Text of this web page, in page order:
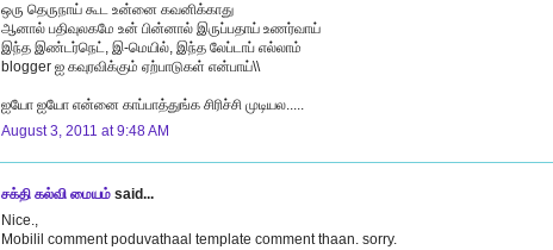
ஒரு தெருநாய் கூட உன்னை கவனிக்காது
ஆனால் பதிவுலகமே உன் பின்னால் இருப்பதாய் உணர்வாய்
இந்த இண்டர்நெட், இ-மெயில், இந்த லேப்டாப் எல்லாம்
blogger ஐ கவுரவிக்கும் ஏற்பாடுகள் என்பாய்\\
ஐயோ ஐயோ என்னை காப்பாத்துங்க சிரிச்சி முடியல.....
August 3, 2011 at 9:48 AM
சக்தி கல்வி மையம் said...
Nice.,
Mobilil comment poduvathaal template comment thaan. sorry.